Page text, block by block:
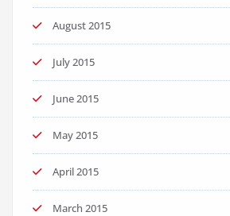
August 2015
July 2015
June 2015
May 2015
April 2015
March 2015